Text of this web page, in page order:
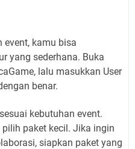
event, kamu bisa
yang sederhana. Buka
lalu masukkan User
benar.
kebutuhan event.
paket kecil. Jika ingin
siapkan paket yang